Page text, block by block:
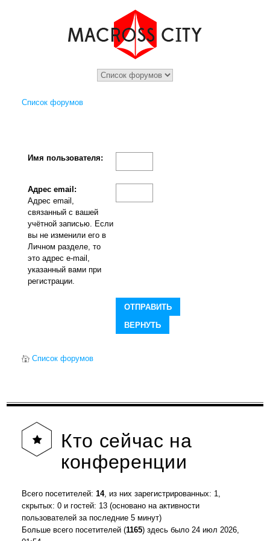
Список форумов
Имя пользователя:
Адрес email:
Адрес email,
связанный с вашей
учётной записью. Если
вы не изменили его в
Личном разделе, то
это адрес e-mail,
указанный вами при
регистрации.
Список форумов
Кто сейчас на
конференции
Всего посетителей:14, из них зарегистрированных: 1,
скрытых: 0 и гостей: 13 (основано на активности
пользователей за последние 5 минут)
Больше всего посетителей (1165) здесь было 24 июл 2026,